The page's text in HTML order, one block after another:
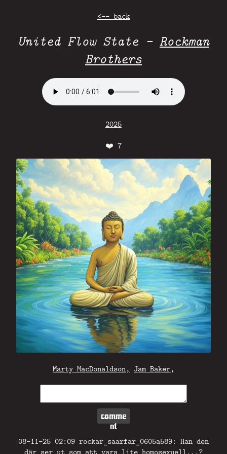
<-- back
United Flow State - Rockman
Brothers
2025
❤️ 7
Marty MacDonaldson, Jam Baker,
comme
nt
08-11-25 02:09 rockar_saarfar_0605a589: Han den
där ser ut som att vara lite homosexuell...?